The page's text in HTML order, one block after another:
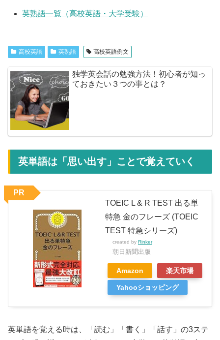
英熟語一覧（高校英語・大学受験）
高校英語 英熟語 高校英語例文
独学英会話の勉強方法！初心者が知っ
ておきたい３つの事とは？
英単語は「思い出す」ことで覚えていく
TOEIC L & R TEST 出る単
特急 金のフレーズ (TOEIC
TEST 特急シリーズ)
created by Rinker
朝日新聞出版
Amazon 楽天市場
Yahooショッピング
PR
英単語を覚える時は、「読む」「書く」「話す」の3ステ